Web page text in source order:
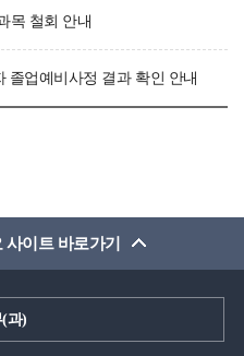
목 철회 안내
졸업예비사정 결과 확인 안내
이트 바로가기
과)